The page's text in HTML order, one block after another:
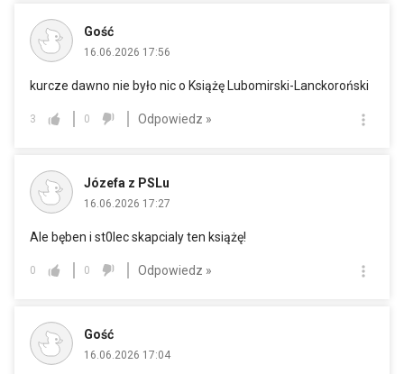
Gość
16.06.2026 17:56
kurcze dawno nie było nic o Książę Lubomirski-Lanckoroński
3 0 Odpowiedz »
Józefa z PSLu
16.06.2026 17:27
Ale bęben i st0lec skapcialy ten książę!
0 0 Odpowiedz »
Gość
16.06.2026 17:04